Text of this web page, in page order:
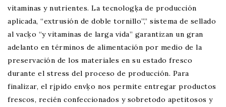
vitaminas y nutrientes. La tecnologķa de producción
aplicada, “extrusión de doble tornillo”,” sistema de sellado
al vacķo “y vitaminas de larga vida” garantizan un gran
adelanto en términos de alimentación por medio de la
preservación de los materiales en su estado fresco
durante el stress del proceso de producción. Para
finalizar, el rįpido envķo nos permite entregar productos
frescos, recién confeccionados y sobretodo apetitosos y